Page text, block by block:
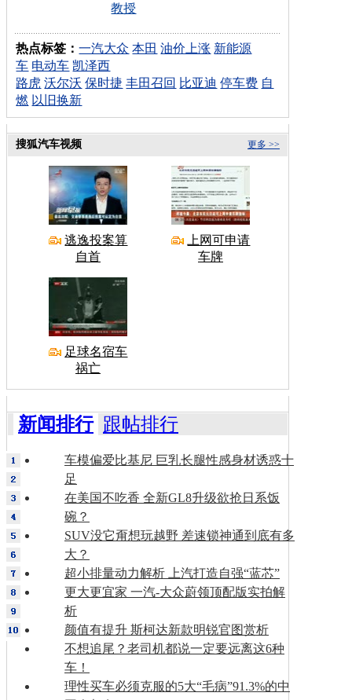
教授
热点标签：一汽大众 本田 油价上涨 新能源
车 电动车 凯泽西
路虎 沃尔沃 保时捷 丰田召回 比亚迪 停车费 自
燃 以旧换新
更多 >>
搜狐汽车视频
逃逸投案算
自首
上网可申请
车牌
足球名宿车
祸亡
新闻排行 跟帖排行
车模偏爱比基尼 巨乳长腿性感身材诱惑十
足
在美国不吃香 全新GL8升级欲抢日系饭
碗？
SUV没它甭想玩越野 差速锁神通到底有多
大？
超小排量动力解析 上汽打造自强“蓝芯”
更大更宜家 一汽-大众蔚领顶配版实拍解
析
颜值有提升 斯柯达新款明锐官图赏析
不想追尾？老司机都说一定要远离这6种
车！
理性买车必须克服的5大“毛病”91.3%的中